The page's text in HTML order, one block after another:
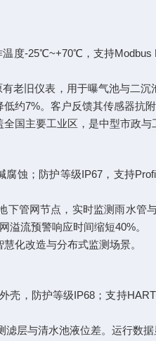
度-25℃~+70℃，支持
老旧仪表，用于曝气池与二
7%。客户反馈其传感器抗
国主要工业区，是中型市政与
蚀；防护等级IP67，支持
下管网节点，实时监测雨水
溢流预警响应时间缩短40%。
化改造与分布式监测场景。
，防护等级IP68；支持
层与清水池液位差。运行数